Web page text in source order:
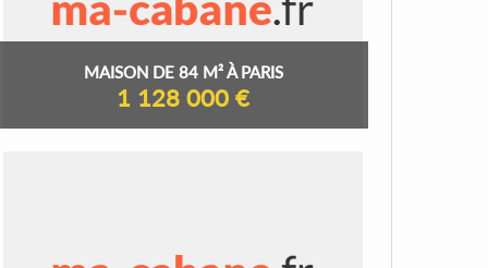
MAISON DE 84 M² À PARIS
1 128 000 €